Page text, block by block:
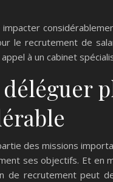
le recrutement de
à un cabinet
des missions
ses objectifs. Et en
de recrutement peut